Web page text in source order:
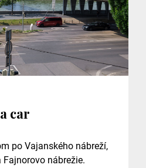
car
po Vajanského nábreží,
nábrežie.